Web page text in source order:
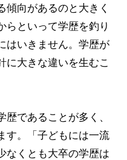
傾向があるのと大きく
らといって学歴を釣り
はいきません。学歴が
に大きな違いを生むこ
であることが多く、
す。「子どもには一流
なくとも大卒の学歴は